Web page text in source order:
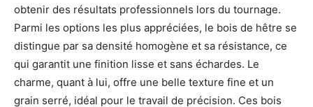
obtenir des résultats professionnels lors du tournage.
Parmi les options les plus appréciées, le bois de hêtre se
distingue par sa densité homogène et sa résistance, ce
qui garantit une finition lisse et sans échardes. Le
charme, quant à lui, offre une belle texture fine et un
grain serré, idéal pour le travail de précision. Ces bois